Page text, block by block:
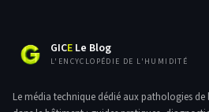
GICE Le Blog
L'ENCYCLOPÉDIE DE L'HUMIDITÉ
Le média technique dédié aux pathologies